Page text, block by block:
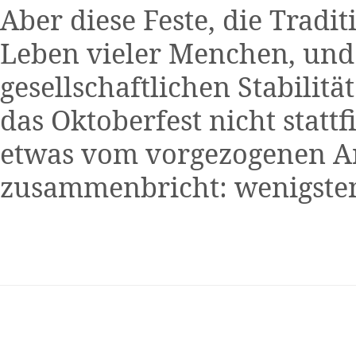
Aber diese Feste, die
Leben vieler Menchen,
gesellschaftlichen
das Oktoberfest nicht
etwas vom vorgezogenen
zusammenbricht: